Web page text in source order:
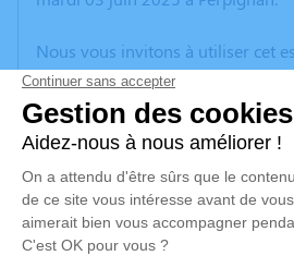
Nous vous invitons à utiliser cet
vos condoléances, partager des
anecdote ou exprimer vos pensées
poèmes ou des textes. Cet
d'expression dédié à honorer la
KLOTZ.
Un service de plantation d’arbre
disponible ici.